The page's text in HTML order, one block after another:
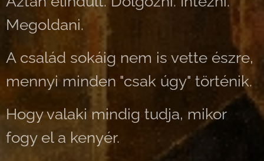
Megoldani.
A család sokáig nem is vette észre,
mennyi minden "csak úgy" történik.
Hogy valaki mindig tudja, mikor
fogy el a kenyér.